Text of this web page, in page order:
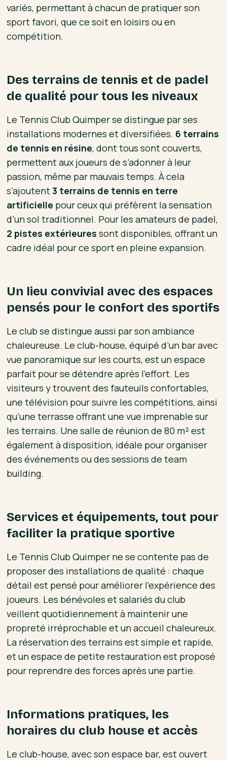
variés, permettant à chacun de pratiquer son
sport favori, que ce soit en loisirs ou en
compétition.
Des terrains de tennis et de padel
de qualité pour tous les niveaux
Le Tennis Club Quimper se distingue par ses
installations modernes et diversifiées. 6 terrains
de tennis en résine, dont tous sont couverts,
permettent aux joueurs de s’adonner à leur
passion, même par mauvais temps. À cela
s’ajoutent3 terrains de tennis en terre
artificielle pour ceux qui préfèrent la sensation
d’un sol traditionnel. Pour les amateurs de padel,
2 pistes extérieures sont disponibles, offrant un
cadre idéal pour ce sport en pleine expansion.
Un lieu convivial avec des espaces
pensés pour le confort des sportifs
Le club se distingue aussi par son ambiance
chaleureuse. Le club-house, équipé d’un bar avec
vue panoramique sur les courts, est un espace
parfait pour se détendre après l’effort. Les
visiteurs y trouvent des fauteuils confortables,
une télévision pour suivre les compétitions, ainsi
qu’une terrasse offrant une vue imprenable sur
les terrains. Une salle de réunion de 80 m² est
également à disposition, idéale pour organiser
des événements ou des sessions de team
building.
Services et équipements, tout pour
faciliter la pratique sportive
Le Tennis Club Quimper ne se contente pas de
proposer des installations de qualité : chaque
détail est pensé pour améliorer l’expérience des
joueurs. Les bénévoles et salariés du club
veillent quotidiennement à maintenir une
propreté irréprochable et un accueil chaleureux.
La réservation des terrains est simple et rapide,
et un espace de petite restauration est proposé
pour reprendre des forces après une partie.
Informations pratiques, les
horaires du club house et accès
Le club-house, avec son espace bar, est ouvert